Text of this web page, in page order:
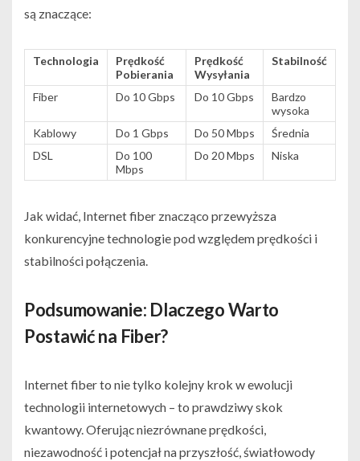
są znaczące:
Technologia
Prędkość
Pobierania
Prędkość
Wysyłania
Stabilność
Fiber Do 10 Gbps Do 10 Gbps
Bardzo
wysoka
Kablowy
Do 1 Gbps Do 50 Mbps
Średnia
DSL
Do 100
Mbps
Do 20 Mbps Niska
Jak widać, Internet fiber znacząco przewyższa
konkurencyjne technologie pod względem prędkości i
stabilności połączenia.
Podsumowanie: Dlaczego Warto
Postawić na Fiber?
Internet fiber to nie tylko kolejny krok w ewolucji
technologii internetowych – to prawdziwy skok
kwantowy. Oferując niezrównane prędkości,
niezawodność i potencjał na przyszłość, światłowody